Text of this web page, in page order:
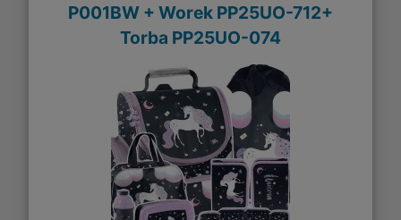
P001BW + Worek PP25UO-712+
Torba PP25UO-074